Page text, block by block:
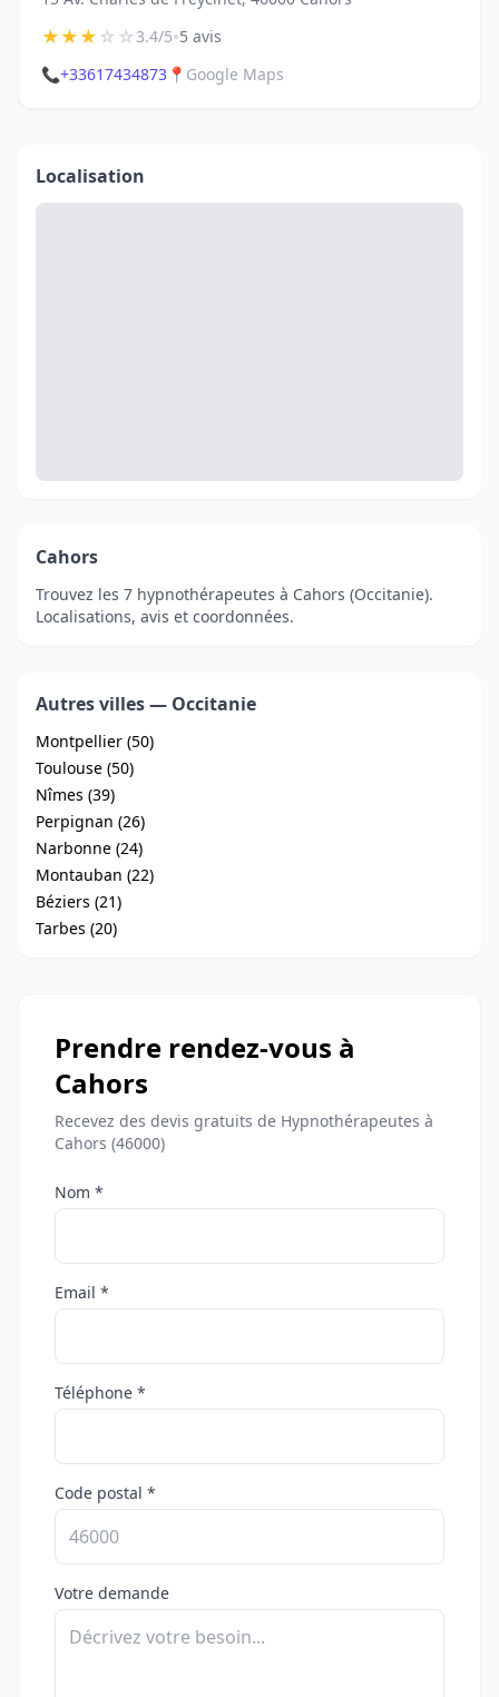
★★★☆☆3.4/5•5 avis
📞+33617434873 📍 Google Maps
Localisation
Cahors
Trouvez les 7 hypnothérapeutes à Cahors (Occitanie).
Localisations, avis et coordonnées.
Autres villes — Occitanie
Montpellier (50)
Toulouse (50)
Nîmes (39)
Perpignan (26)
Narbonne (24)
Montauban (22)
Béziers (21)
Tarbes (20)
Prendre rendez-vous à
Cahors
Recevez des devis gratuits de Hypnothérapeutes à
Cahors (46000)
Nom *
Email *
Téléphone *
Code postal *
Votre demande